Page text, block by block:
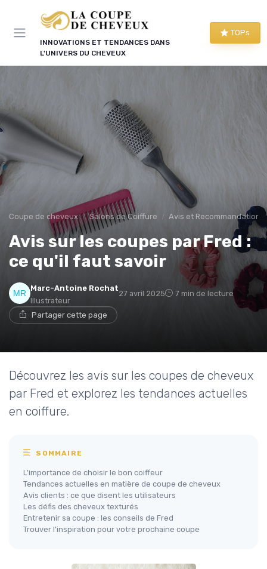
INNOVATIONS ET TENDANCES DANS
L'UNIVERS DU CHEVEUX
TOPs
Coupe de cheveux Salons de Coiffure Avis et Recommandations
Avis sur les coupes par Fred :
ce qu'il faut savoir
Marc-Antoine Rochat
Illustrateur
27 avril 2025 7 min de lecture
Partager cette page
Découvrez les avis sur les coupes de cheveux
par Fred et explorez les tendances actuelles
en coiffure.
SOMMAIRE
L'importance de choisir le bon coiffeur
Tendances actuelles en matière de coupe de cheveux
Avis clients : ce que disent les utilisateurs
Les défis des cheveux texturés
Entretenir sa coupe : les conseils de Fred
Trouver l'inspiration pour votre prochaine coupe